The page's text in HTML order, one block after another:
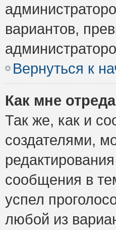
вариантов,
Вернуться к
Как мне
Так же, как и
создателями,
сообщения в
успел
любой из